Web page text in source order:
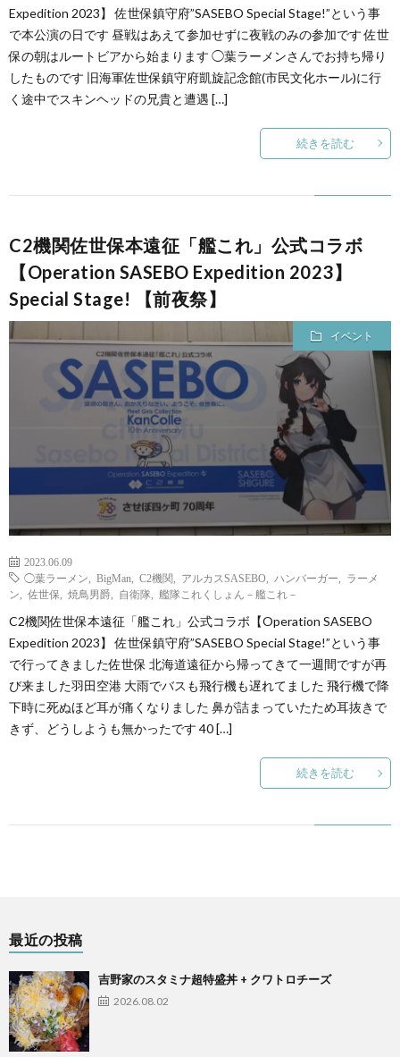
Expedition 2023】 佐世保鎮守府”SASEBO Special Stage!”という事
で本公演の日です 昼戦はあえて参加せずに夜戦のみの参加です 佐世
保の朝はルートビアから始まります ◯葉ラーメンさんでお持ち帰り
したものです 旧海軍佐世保鎮守府凱旋記念館(市民文化ホール)に行
く途中でスキンヘッドの兄貴と遭遇 […]
続きを読む
C2機関佐世保本遠征「艦これ」公式コラボ
【Operation SASEBO Expedition 2023】
Special Stage! 【前夜祭】
イベント
2023.06.09
◯葉ラーメン
BigMan C2機関 アルカスSASEBO ハンバーガー
ラーメ
ン
佐世保 焼鳥男爵 自衛隊 艦隊これくしょん－艦これ－
C2機関佐世保本遠征「艦これ」公式コラボ【Operation SASEBO
Expedition 2023】 佐世保鎮守府”SASEBO Special Stage!”という事
で行ってきました佐世保 北海道遠征から帰ってきて一週間ですが再
び来ました羽田空港 大雨でバスも飛行機も遅れてました 飛行機で降
下時に死ぬほど耳が痛くなりました 鼻が詰まっていたため耳抜きで
きず、どうしようも無かったです 40 […]
続きを読む
最近の投稿
吉野家のスタミナ超特盛丼 + クワトロチーズ
2026.08.02